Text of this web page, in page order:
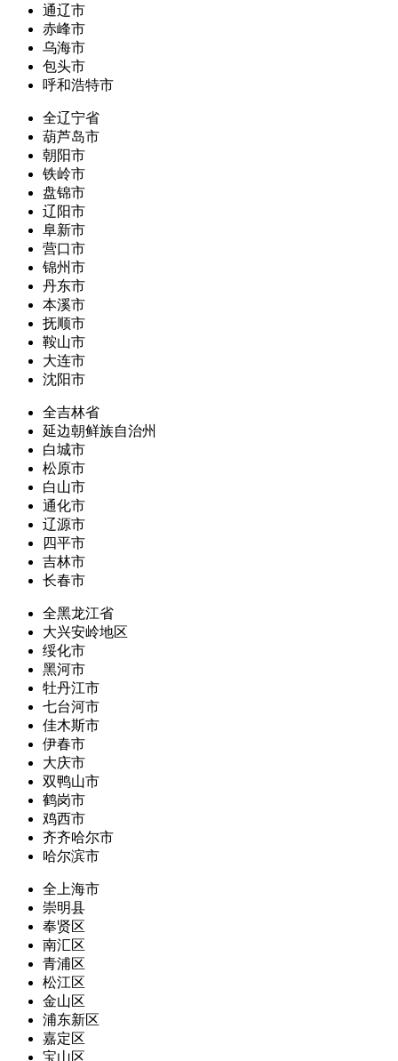
通辽市
赤峰市
乌海市
包头市
呼和浩特市
全辽宁省
葫芦岛市
朝阳市
铁岭市
盘锦市
辽阳市
阜新市
营口市
锦州市
丹东市
本溪市
抚顺市
鞍山市
大连市
沈阳市
全吉林省
延边朝鲜族自治州
白城市
松原市
白山市
通化市
辽源市
四平市
吉林市
长春市
全黑龙江省
大兴安岭地区
绥化市
黑河市
牡丹江市
七台河市
佳木斯市
伊春市
大庆市
双鸭山市
鹤岗市
鸡西市
齐齐哈尔市
哈尔滨市
全上海市
崇明县
奉贤区
南汇区
青浦区
松江区
金山区
浦东新区
嘉定区
宝山区